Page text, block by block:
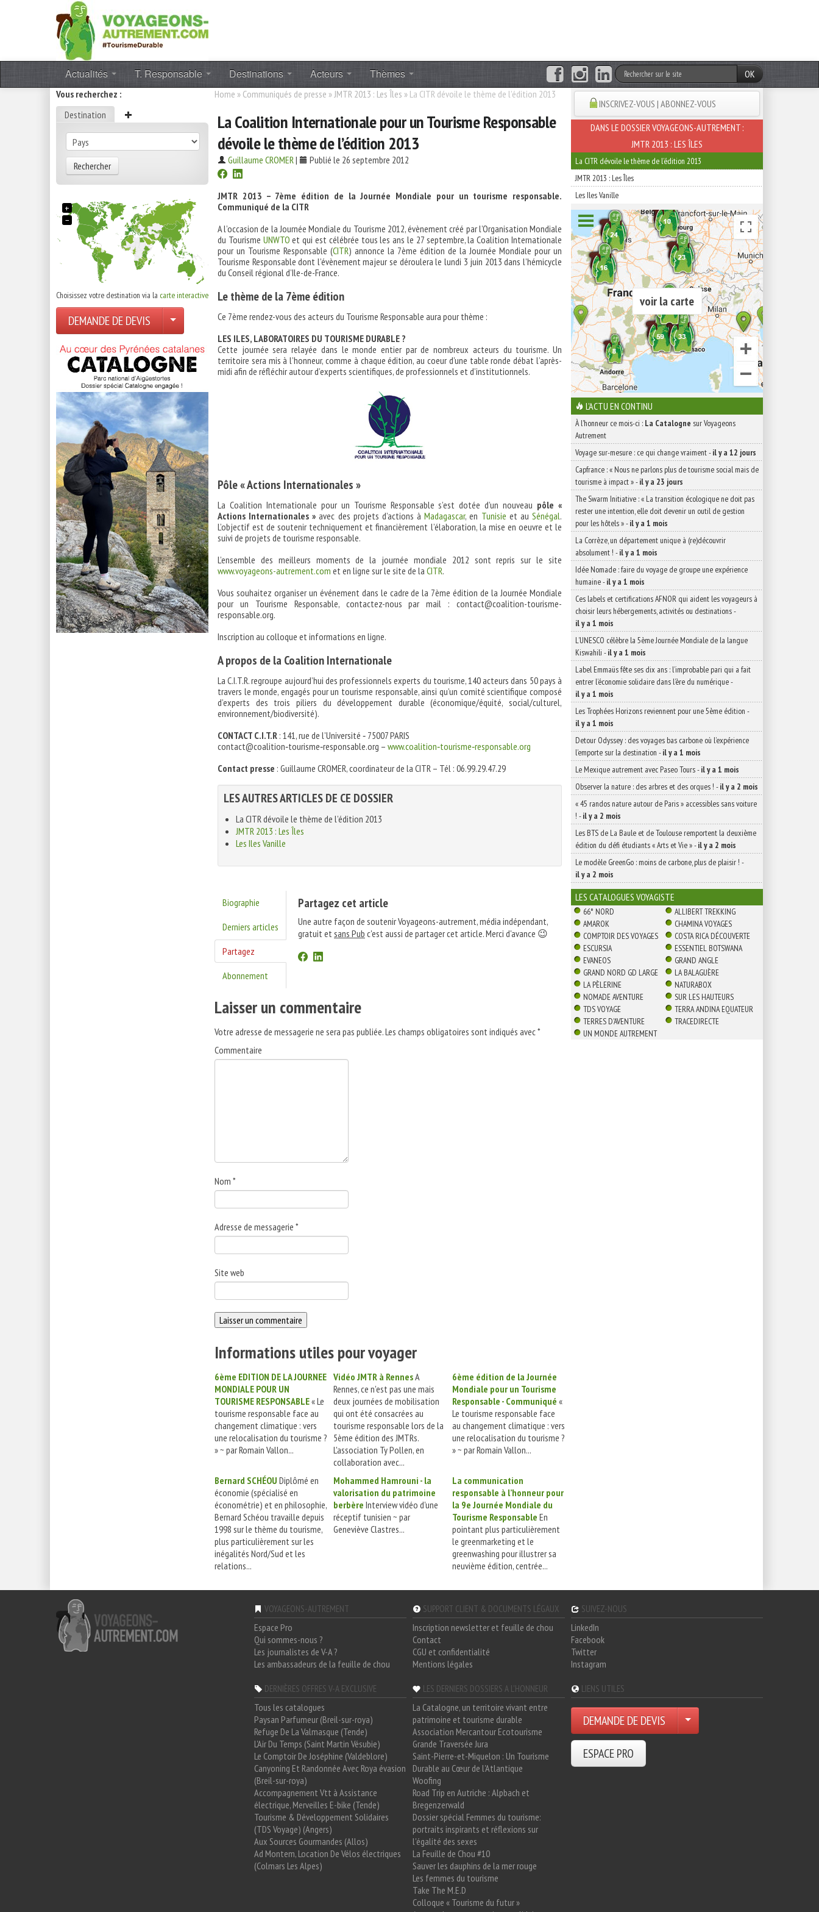
Actualités T. Responsable Destinations Acteurs Thèmes
OK
Vous recherchez :
Destination
Rechercher
+
−
Choisissez votre destination via la carte interactive
DEMANDE DE DEVIS
Home » Communiqués de presse »JMTR 2013 : Les Îles » La CITR dévoile le thème de l’édition 2013
La Coalition Internationale pour un Tourisme Responsable
dévoile le thème de l’édition 2013
Guillaume CROMER| Publié le 26 septembre 2012
JMTR 2013 – 7ème édition de la Journée Mondiale pour un tourisme responsable.
Communiqué de la CITR
A l’occasion de la Journée Mondiale du Tourisme 2012, évènement créé par l’Organisation Mondiale
du Tourisme UNWTO et qui est célébrée tous les ans le 27 septembre, la Coalition Internationale
pour un Tourisme Responsable (CITR) annonce la 7ème édition de la Journée Mondiale pour un
Tourisme Responsable dont l’évènement majeur se déroulera le lundi 3 juin 2013 dans l’hémicycle
du Conseil régional d’Ile-de-France.
Le thème de la 7ème édition
Ce 7ème rendez-vous des acteurs du Tourisme Responsable aura pour thème :
LES ILES, LABORATOIRES DU TOURISME DURABLE ?
Cette journée sera relayée dans le monde entier par de nombreux acteurs du tourisme. Un
territoire sera mis à l’honneur, comme à chaque édition, au coeur d’une table ronde débat l’après-
midi afin de réfléchir autour d’experts scientifiques, de professionnels et d’institutionnels.
Pôle « Actions Internationales »
La Coalition Internationale pour un Tourisme Responsable s’est dotée d’un nouveau pôle «
Actions Internationales » avec des projets d’actions àMadagascar, en Tunisie et auSénégal.
L’objectif est de soutenir techniquement et financièrement l’élaboration, la mise en oeuvre et le
suivi de projets de tourisme responsable.
L’ensemble des meilleurs moments de la journée mondiale 2012 sont repris sur le site
www.voyageons-autrement.com et en ligne sur le site de la CITR.
Vous souhaitez organiser un événement dans le cadre de la 7ème édition de la Journée Mondiale
pour un Tourisme Responsable, contactez-nous par mail : contact@coalition-tourisme-
responsable.org.
Inscription au colloque et informations en ligne.
A propos de la Coalition Internationale
La C.I.T.R. regroupe aujourd’hui des professionnels experts du tourisme, 140 acteurs dans 50 pays à
travers le monde, engagés pour un tourisme responsable, ainsi qu’un comité scientifique composé
d’experts des trois piliers du développement durable (économique/équité, social/culturel,
environnement/biodiversité).
CONTACT C.I.T.R : 141, rue de l’Université ‐ 75007 PARIS
contact@coalition‐tourisme‐responsable.org – www.coalition‐tourisme‐responsable.org
Contact presse : Guillaume CROMER, coordinateur de la CITR – Tél : 06.99.29.47.29
LES AUTRES ARTICLES DE CE DOSSIER
La CITR dévoile le thème de l’édition 2013
JMTR 2013 : Les Îles
Les Iles Vanille
Biographie
Derniers articles
Partagez
Abonnement
Partagez cet article
Une autre façon de soutenir Voyageons-autrement, média indépendant,
gratuit etsans Pub c'est aussi de partager cet article. Merci d'avance 😉
Laisser un commentaire
Votre adresse de messagerie ne sera pas publiée.Les champs obligatoires sont indiqués avec*
Commentaire
Nom *
Adresse de messagerie *
Site web
Informations utiles pour voyager
6ème EDITION DE LA JOURNEE
MONDIALE POUR UN
TOURISME RESPONSABLE« Le
tourisme responsable face au
changement climatique : vers
une relocalisation du tourisme ?
» ~ par Romain Vallon...
Vidéo JMTR à RennesA
Rennes, ce n'est pas une mais
deux journées de mobilisation
qui ont été consacrées au
tourisme responsable lors de la
5ème édition des JMTRs.
L'association Ty Pollen, en
collaboration avec...
6ème édition de la Journée
Mondiale pour un Tourisme
Responsable - Communiqué «
Le tourisme responsable face
au changement climatique : vers
une relocalisation du tourisme ?
» ~ par Romain Vallon...
Bernard SCHÉOU Diplômé en
économie (spécialisé en
économétrie) et en philosophie,
Bernard Schéou travaille depuis
1998 sur le thème du tourisme,
plus particulièrement sur les
inégalités Nord/Sud et les
relations...
Mohammed Hamrouni - la
valorisation du patrimoine
berbère Interview vidéo d'une
réceptif tunisien ~ par
Geneviève Clastres...
La communication
responsable à l’honneur pour
la 9e Journée Mondiale du
Tourisme Responsable En
pointant plus particulièrement
le greenmarketing et le
greenwashing pour illustrer sa
neuvième édition, centrée...
INSCRIVEZ-VOUS | ABONNEZ-VOUS
DANS LE DOSSIER VOYAGEONS-AUTREMENT :
JMTR 2013 : LES ÎLES
La CITR dévoile le thème de l’édition 2013
JMTR 2013 : Les Îles
Les Iles Vanille
voir la carte
L'ACTU EN CONTINU
À l'honneur ce mois-ci : La Catalogne sur Voyageons
Autrement
Voyage sur-mesure : ce qui change vraiment-il y a 12 jours
Capfrance : « Nous ne parlons plus de tourisme social mais de
tourisme à impact »-il y a 23 jours
The Swarm Initiative : « La transition écologique ne doit pas
rester une intention, elle doit devenir un outil de gestion
pour les hôtels »-il y a 1 mois
La Corrèze, un département unique à (re)découvrir
absolument ! -il y a 1 mois
Idée Nomade : faire du voyage de groupe une expérience
humaine-il y a 1 mois
Ces labels et certifications AFNOR qui aident les voyageurs à
choisir leurs hébergements, activités ou destinations-
il y a 1 mois
L’UNESCO célèbre la 5ème Journée Mondiale de la langue
Kiswahili -il y a 1 mois
Label Emmaüs fête ses dix ans : l’improbable pari qui a fait
entrer l’économie solidaire dans l’ère du numérique-
il y a 1 mois
Les Trophées Horizons reviennent pour une 5ème édition -
il y a 1 mois
Detour Odyssey : des voyages bas carbone où l’expérience
l’emporte sur la destination -il y a 1 mois
Le Mexique autrement avec Paseo Tours-il y a 1 mois
Observer la nature : des arbres et des orques ! -il y a 2 mois
« 45 randos nature autour de Paris » accessibles sans voiture
! -il y a 2 mois
Les BTS de La Baule et de Toulouse remportent la deuxième
édition du défi étudiants « Arts et Vie »-il y a 2 mois
Le modèle GreenGo : moins de carbone, plus de plaisir ! -
il y a 2 mois
LES CATALOGUES VOYAGISTE
66° NORD
ALLIBERT TREKKING
AMAROK
CHAMINA VOYAGES
COMPTOIR DES VOYAGES
COSTA RICA DÉCOUVERTE
ESCURSIA
ESSENTIEL BOTSWANA
EVANEOS
GRAND ANGLE
GRAND NORD GD LARGE
LA BALAGUÈRE
LA PÈLERINE
NATURABOX
NOMADE AVENTURE
SUR LES HAUTEURS
TDS VOYAGE
TERRA ANDINA EQUATEUR
TERRES D'AVENTURE
TRACEDIRECTE
UN MONDE AUTREMENT
VOYAGEONS-AUTREMENT
Espace Pro
Qui sommes-nous ?
Les journalistes de V-A ?
Les ambassadeurs de la feuille de chou
SUPPORT CLIENT & DOCUMENTS LÉGAUX
Inscription newsletter et feuille de chou
Contact
CGU et confidentialité
Mentions légales
SUIVEZ-NOUS
LinkedIn
Facebook
Twitter
Instagram
DERNIÈRES OFFRES V-A EXCLUSIVE
Tous les catalogues
Paysan Parfumeur (Breil-sur-roya)
Refuge De La Valmasque (Tende)
L'Air Du Temps (Saint Martin Vésubie)
Le Comptoir De Joséphine (Valdeblore)
Canyoning Et Randonnée Avec Roya évasion
(Breil-sur-roya)
Accompagnement Vtt à Assistance
électrique, Merveilles E-bike (Tende)
Tourisme & Développement Solidaires
(TDS Voyage) (Angers)
Aux Sources Gourmandes (Allos)
Ad Montem, Location De Vélos électriques
(Colmars Les Alpes)
LES DERNIERS DOSSIERS A L'HONNEUR
La Catalogne, un territoire vivant entre
patrimoine et tourisme durable
Association Mercantour Ecotourisme
Grande Traversée Jura
Saint-Pierre-et-Miquelon : Un Tourisme
Durable au Cœur de l'Atlantique
Woofing
Road Trip en Autriche : Alpbach et
Bregenzerwald
Dossier spécial Femmes du tourisme:
portraits inspirants et réflexions sur
l'égalité des sexes
La Feuille de Chou #10
Sauver les dauphins de la mer rouge
Les femmes du tourisme
Take The M.E.D
Colloque « Tourisme du futur »
LIENS UTILES
DEMANDE DE DEVIS
ESPACE PRO